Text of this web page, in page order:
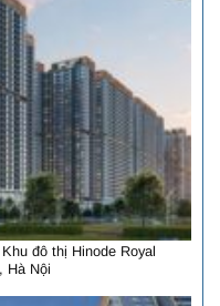
đô thị Hinode Royal
Hà Nội